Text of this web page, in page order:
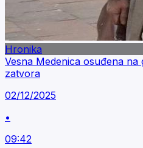
Hronika
Vesna Medenica osuđena na
zatvora
02/12/2025
•
09:42